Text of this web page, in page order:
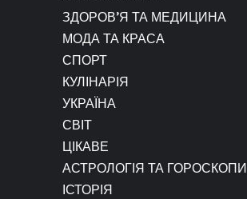
ЗДОРОВ’Я ТА МЕДИЦИНА
МОДА ТА КРАСА
СПОРТ
КУЛІНАРІЯ
УКРАЇНА
СВІТ
ЦІКАВЕ
АСТРОЛОГІЯ ТА ГОРОСКОПИ
ІСТОРІЯ